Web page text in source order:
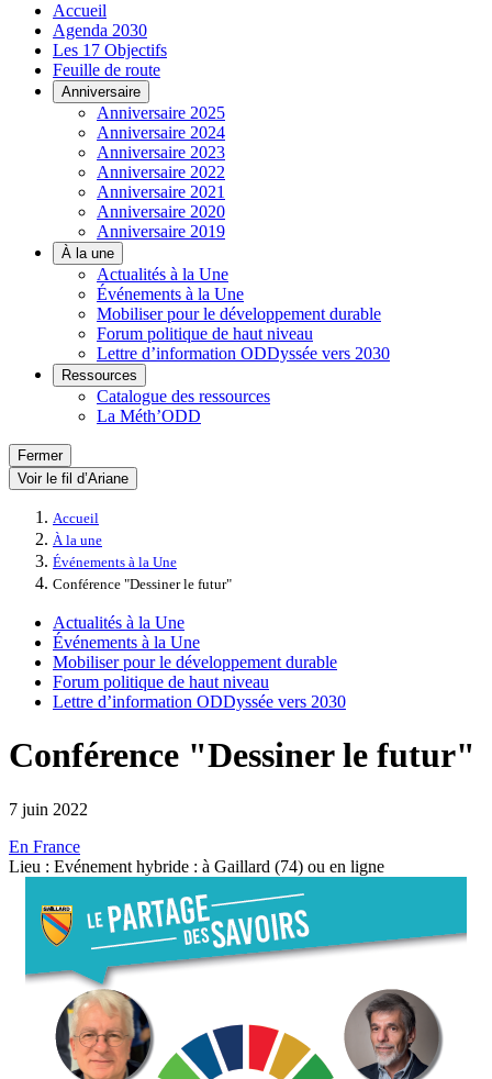
Accueil
Agenda 2030
Les 17 Objectifs
Feuille de route
Anniversaire
Anniversaire 2025
Anniversaire 2024
Anniversaire 2023
Anniversaire 2022
Anniversaire 2021
Anniversaire 2020
Anniversaire 2019
À la une
Actualités à la Une
Événements à la Une
Mobiliser pour le développement durable
Forum politique de haut niveau
Lettre d’information ODDyssée vers 2030
Ressources
Catalogue des ressources
La Méth’ODD
Fermer
Voir le fil d’Ariane
Accueil
À la une
Événements à la Une
Conférence "Dessiner le futur"
Actualités à la Une
Événements à la Une
Mobiliser pour le développement durable
Forum politique de haut niveau
Lettre d’information ODDyssée vers 2030
Conférence "Dessiner le futur"
7 juin 2022
En France
Lieu : Evénement hybride : à Gaillard (74) ou en ligne